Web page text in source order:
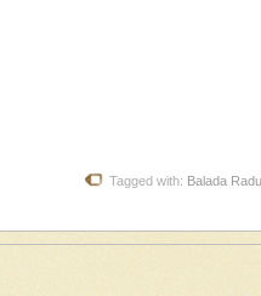
Tagged with: Balada